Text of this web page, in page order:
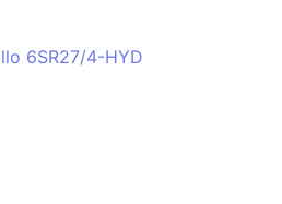
6SR27/4-HYD